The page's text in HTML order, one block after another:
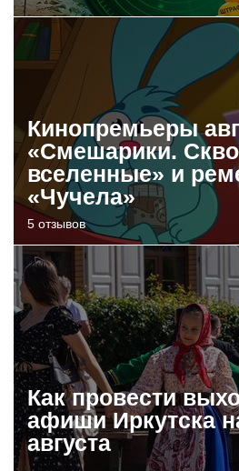
Кинопремьеры
«Смешарики.
вселенные» и
«Чучела»
5 отзывов
Как провести
афиши Иркутска
августа